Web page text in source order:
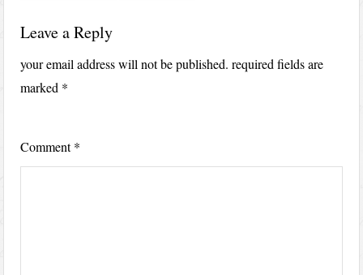
Leave a Reply
your email address will not be published. required fields are
marked *
Comment*